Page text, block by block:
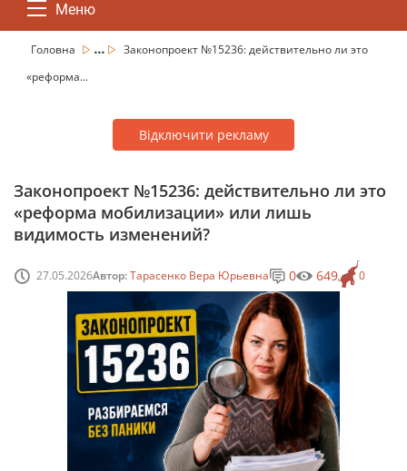
Меню
Головна ...
Законопроект №15236: действительно ли это
«реформа...
Відключити рекламу
Законопроект №15236: действительно ли это
«реформа мобилизации» или лишь
видимость изменений?
27.05.2026Автор:Тарасенко Вера Юрьевна 0
0 649